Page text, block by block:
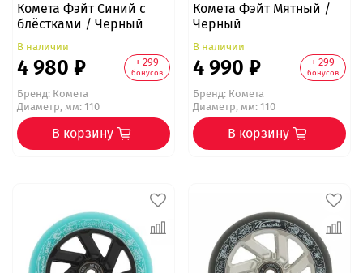
Комета Фэйт Синий с
блёстками / Черный
В наличии
4 980 ₽ + 299
бонусов
Бренд:Комета
Диаметр, мм: 110
В корзину
Комета Фэйт Мятный /
Черный
В наличии
4 990 ₽ + 299
бонусов
Бренд:Комета
Диаметр, мм: 110
В корзину